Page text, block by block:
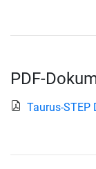
PDF-
Taurus-STEP